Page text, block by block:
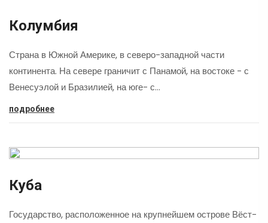
Колумбия
Страна в Южной Америке, в северо-западной части
континента. На севере граничит с Панамой, на востоке - с
Венесуэлой и Бразилией, на юге- с…
подробнее
Куба
Государство, расположенное на крупнейшем острове Вёст-